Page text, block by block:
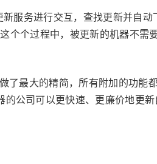
服务进行交互，查找更新并自
个过程中，被更新的机器不需
最大的精简，所有附加的功能
公司可以更快速、更廉价地更新